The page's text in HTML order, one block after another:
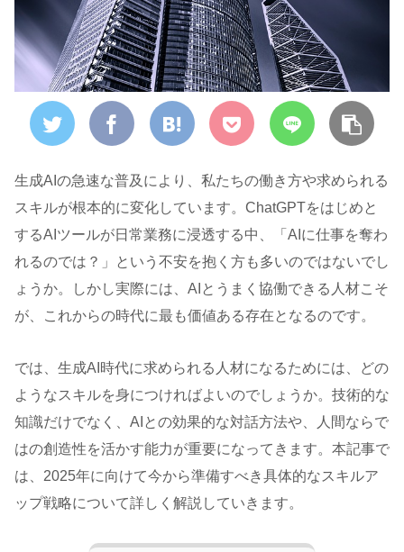
生成AIの急速な普及により、私たちの働き方や求められる
スキルが根本的に変化しています。ChatGPTをはじめと
するAIツールが日常業務に浸透する中、「AIに仕事を奪わ
れるのでは？」という不安を抱く方も多いのではないでし
ょうか。しかし実際には、AIとうまく協働できる人材こそ
が、これからの時代に最も価値ある存在となるのです。
では、生成AI時代に求められる人材になるためには、どの
ようなスキルを身につければよいのでしょうか。技術的な
知識だけでなく、AIとの効果的な対話方法や、人間ならで
はの創造性を活かす能力が重要になってきます。本記事で
は、2025年に向けて今から準備すべき具体的なスキルア
ップ戦略について詳しく解説していきます。